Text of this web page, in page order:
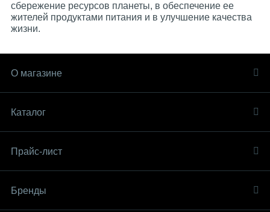
сбережение ресурсов планеты, в обеспечение ее
жителей продуктами питания и в улучшение качества
жизни.
О магазине
Каталог
Прайс-лист
Бренды